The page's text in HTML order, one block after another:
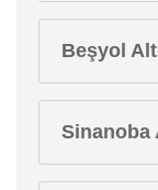
Beşyol
Sinanoba